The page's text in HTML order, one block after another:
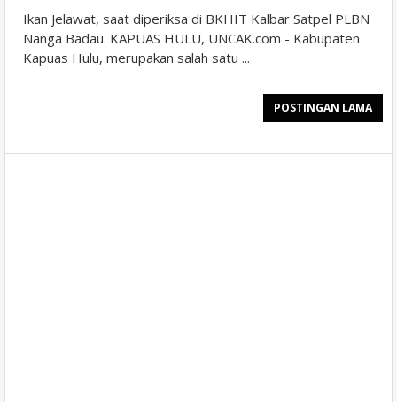
Ikan Jelawat, saat diperiksa di BKHIT Kalbar Satpel PLBN
Nanga Badau. KAPUAS HULU, UNCAK.com - Kabupaten
Kapuas Hulu, merupakan salah satu ...
POSTINGAN LAMA